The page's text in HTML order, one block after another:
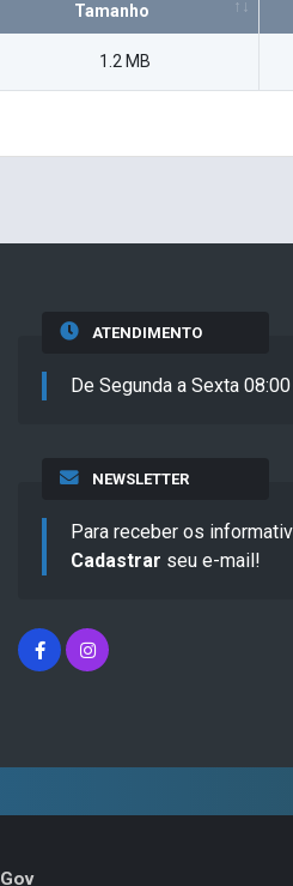
Tamanho
1.2 MB
ATENDIMENTO
De Segunda a Sexta
NEWSLETTER
Para receber os
Cadastrar seu e-mail!